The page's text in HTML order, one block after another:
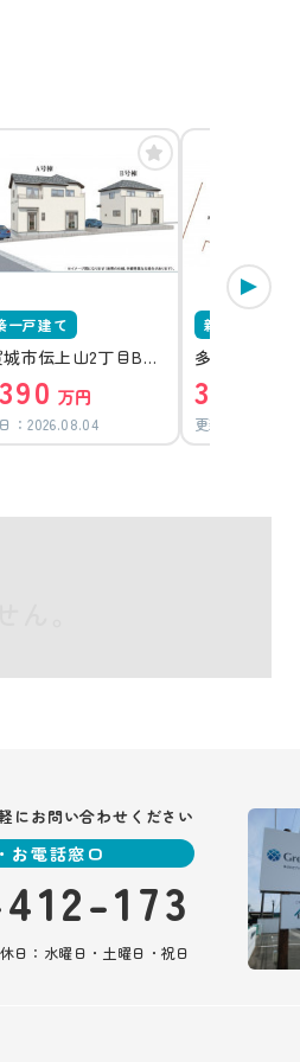
一戸建て
市伝上山2丁目B号
万円
：2026.08.04
新築一戸建て
多賀城市伝上
棟
3,590
更新日：
にお問い合わせください
お電話窓口
173
日：水曜日・土曜日・祝日